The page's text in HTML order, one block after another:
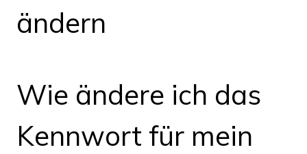
ändern
Wie ändere ich das
Kennwort für mein